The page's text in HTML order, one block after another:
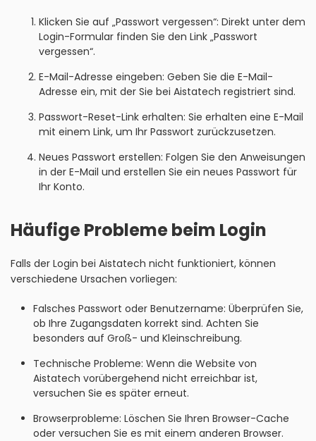
Klicken Sie auf „Passwort vergessen“: Direkt unter dem
Login-Formular finden Sie den Link „Passwort
vergessen“.
E-Mail-Adresse eingeben: Geben Sie die E-Mail-
Adresse ein, mit der Sie bei Aistatech registriert sind.
Passwort-Reset-Link erhalten: Sie erhalten eine E-Mail
mit einem Link, um Ihr Passwort zurückzusetzen.
Neues Passwort erstellen: Folgen Sie den Anweisungen
in der E-Mail und erstellen Sie ein neues Passwort für
Ihr Konto.
Häufige Probleme beim Login
Falls der Login bei Aistatech nicht funktioniert, können
verschiedene Ursachen vorliegen:
Falsches Passwort oder Benutzername: Überprüfen Sie,
ob Ihre Zugangsdaten korrekt sind. Achten Sie
besonders auf Groß- und Kleinschreibung.
Technische Probleme: Wenn die Website von
Aistatech vorübergehend nicht erreichbar ist,
versuchen Sie es später erneut.
Browserprobleme: Löschen Sie Ihren Browser-Cache
oder versuchen Sie es mit einem anderen Browser.